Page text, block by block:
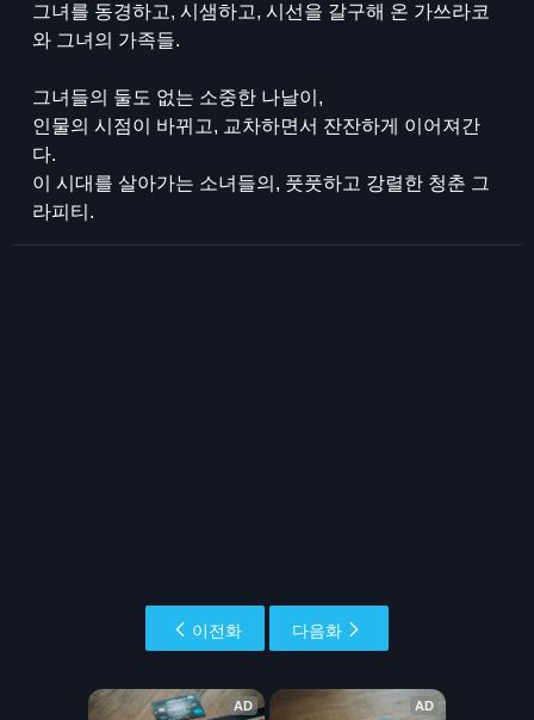
그녀를 동경하고, 시샘하고, 시선을 갈구해 온 가쓰라코
와 그녀의 가족들.
그녀들의 둘도 없는 소중한 나날이,
인물의 시점이 바뀌고, 교차하면서 잔잔하게 이어져간
다.
이 시대를 살아가는 소녀들의, 풋풋하고 강렬한 청춘 그
라피티.
이전화 다음화